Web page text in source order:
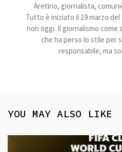
Aretino, giornalista,
Tutto è iniziato il 19 marzo
non oggi. Il giornalismo
che ha perso lo stile per
responsabile, ma
YOU MAY ALSO LIKE